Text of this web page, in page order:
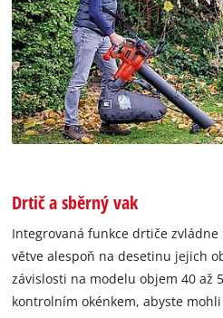
Drtič a sběrný vak
Integrovaná funkce drtiče
větve alespoň na desetinu jejich
závislosti na modelu objem 40 až
kontrolním okénkem, abyste